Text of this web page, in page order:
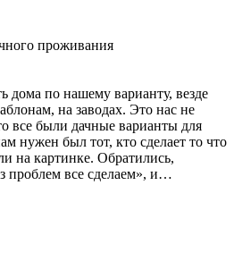
проживания
дома по нашему варианту, везде
на заводах. Это нас не
все были дачные варианты для
нужен был тот, кто сделает то что
на картинке. Обратились,
проблем все сделаем», и…